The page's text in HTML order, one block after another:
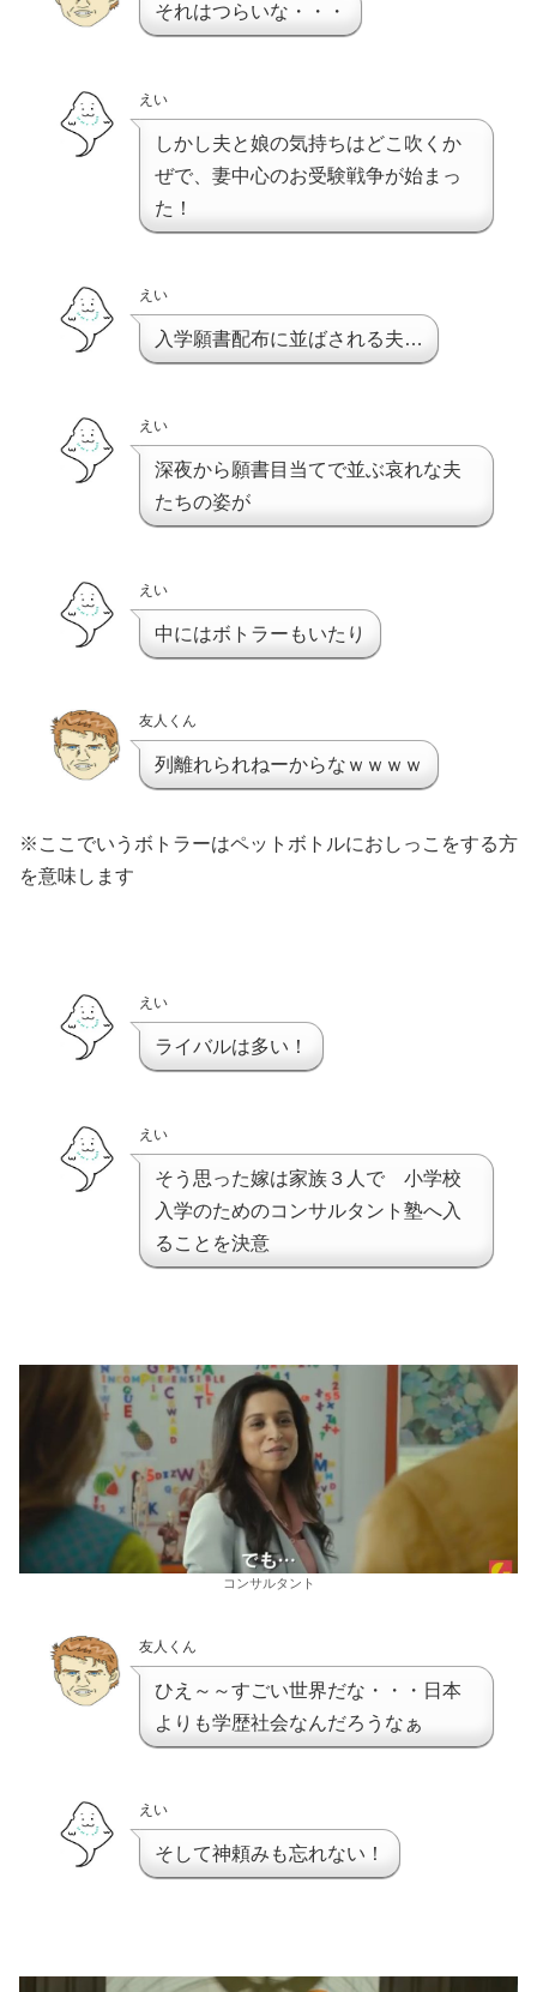
それはつらいな・・・
えい
しかし夫と娘の気持ちはどこ吹くか
ぜで、妻中心のお受験戦争が始まっ
た！
えい
入学願書配布に並ばされる夫…
えい
深夜から願書目当てで並ぶ哀れな夫
たちの姿が
えい
中にはボトラーもいたり
友人くん
列離れられねーからなｗｗｗｗ
※ここでいうボトラーはペットボトルにおしっこをする方
を意味します
えい
ライバルは多い！
えい
そう思った嫁は家族３人で 小学校
入学のためのコンサルタント塾へ入
ることを決意
コンサルタント
友人くん
ひえ～～すごい世界だな・・・日本
よりも学歴社会なんだろうなぁ
えい
そして神頼みも忘れない！